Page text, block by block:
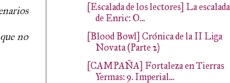
no
[Escalada de los lectores] La escalada
de Enric: O...
[Blood Bowl] Crónica de la II Liga
Novata (Parte 2)
[CAMPAÑA] Fortaleza en Tierras
Yermas: 9. Imperial...